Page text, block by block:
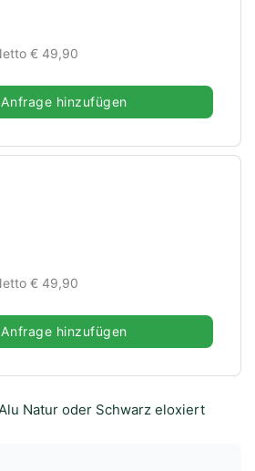
€ 49,90
hinzufügen
€ 49,90
hinzufügen
Natur oder Schwarz eloxiert